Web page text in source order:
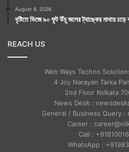
August 8, 2026
বৃষ্টিতে ভিজে ৯০ ফুট উঁচু জলের ট্যাঙ্কের মাথায় চড়ে
REACH US
Web Ways Techno
4 Joy Narayan Tarka
2nd Floor Kolkata
News Desk :
General / Business Query :
Career :
Call :
WhatsApp :